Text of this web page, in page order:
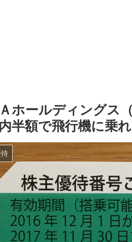
ホールディングス
半額で飛行機に乗れ